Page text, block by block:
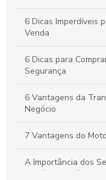
6 Dicas Imperdíveis
Venda
6 Dicas para
Segurança
6 Vantagens da
Negócio
7 Vantagens do
A Importância dos
Negócio: Eficiência